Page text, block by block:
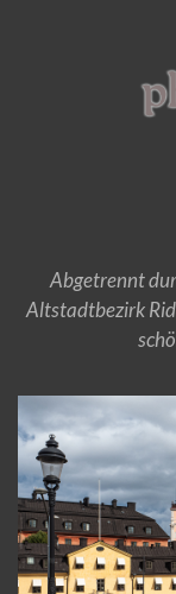
Abgetrennt
Altstadtbezirk